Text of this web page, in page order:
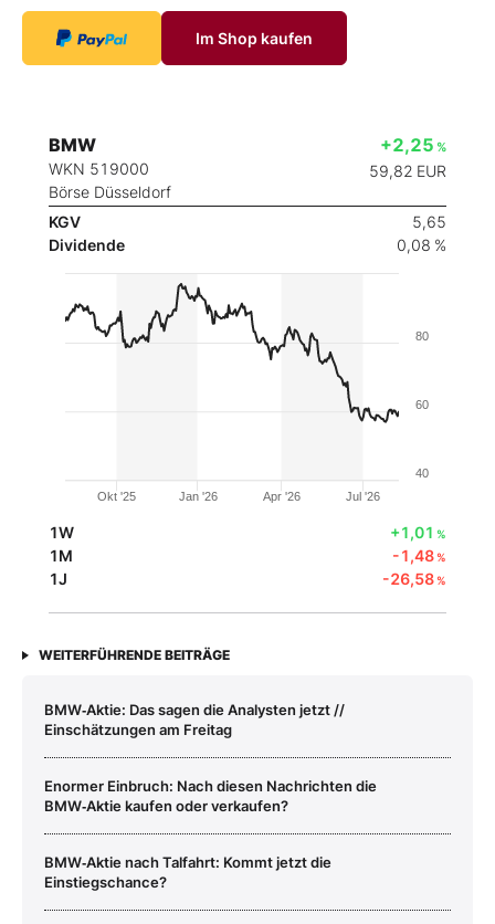
Im Shop kaufen
BMW
WKN 519000
Börse Düsseldorf
+2,25 %
59,82 EUR
KGV
5,65
Dividende
0,08 %
Okt '25 Jan '26 Apr '26 Jul '26
40
60
80
1W +1,01 %
1M -1,48%
1J -26,58%
WEITERFÜHRENDE BEITRÄGE
BMW‑Aktie: Das sagen die Analysten jetzt //
Einschätzungen am Freitag
Enormer Einbruch: Nach diesen Nachrichten die
BMW‑Aktie kaufen oder verkaufen?
BMW‑Aktie nach Talfahrt: Kommt jetzt die
Einstiegschance?